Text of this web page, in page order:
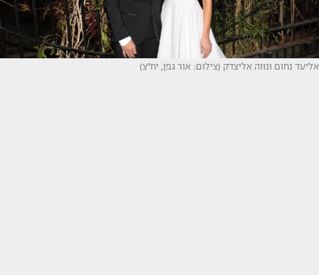
אליעד נחום ונווה אליצדק (צילום: אור גפן, יח''צ)